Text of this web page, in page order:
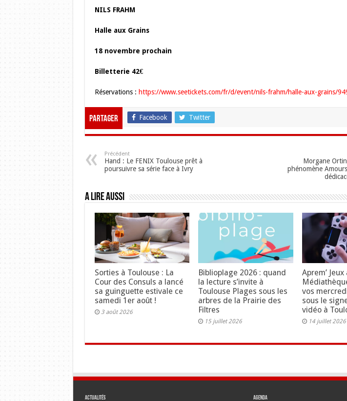
NILS FRAHM
Halle aux Grains
18 novembre prochain
Billetterie 42€
Réservations : https://www.seetickets.com/fr/d/event/nils-frahm/halle-aux-grains/
Partager Facebook Twitter
Précédent
Hand : Le FENIX Toulouse prêt à
poursuivre sa série face à Ivry
Morgane
phénomène
A lire aussi
Sorties à Toulouse : La
Cour des Consuls a lancé
sa guinguette estivale ce
samedi 1er août !
3 août 2026
Biblioplage 2026 : quand
la lecture s’invite à
Toulouse Plages sous les
arbres de la Prairie des
Filtres
15 juillet 2026
Aprem’ Jeux
vos
sous le
vidéo à
14 juillet 2026
Actualités Agenda